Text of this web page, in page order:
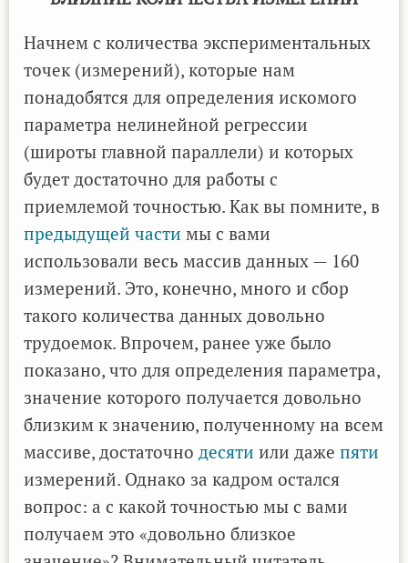
Начнем с количества экспериментальных
точек (измерений), которые нам
понадобятся для определения искомого
параметра нелинейной регрессии
(широты главной параллели) и которых
будет достаточно для работы с
приемлемой точностью. Как вы помните, в
предыдущей части мы с вами
использовали весь массив данных — 160
измерений. Это, конечно, много и сбор
такого количества данных довольно
трудоемок. Впрочем, ранее уже было
показано, что для определения параметра,
значение которого получается довольно
близким к значению, полученному на всем
массиве, достаточно десяти или даже пяти
измерений. Однако за кадром остался
вопрос: а с какой точностью мы с вами
получаем это «довольно близкое